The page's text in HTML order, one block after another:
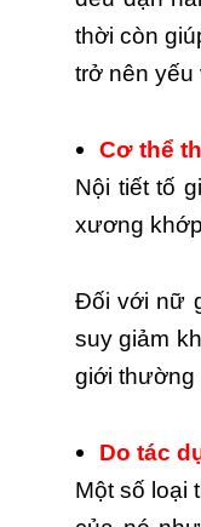
thời còn
trở nên yếu
Cơ thể
Nội tiết tố
xương
Đối với nữ
suy giảm
giới thường
Do tác
Một số loại